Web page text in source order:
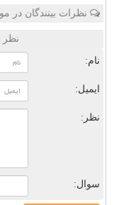
نظرات بینندگان در
نظر
نام:
ایمیل:
نظر:
سوال: